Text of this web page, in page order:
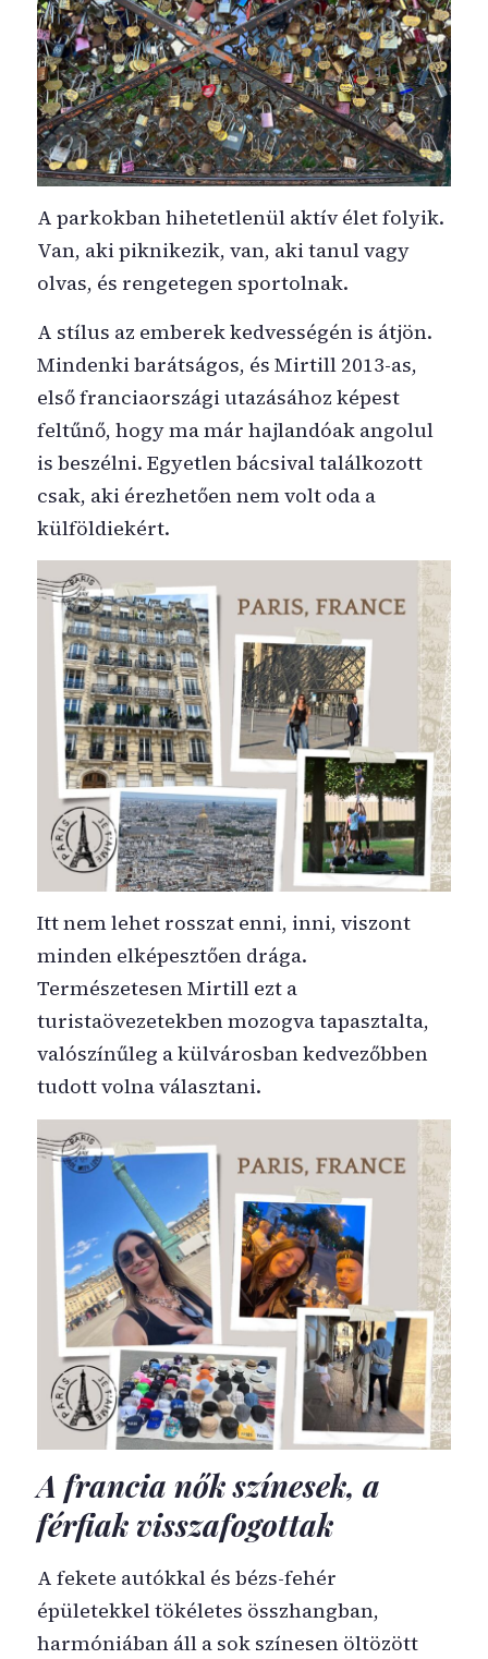
A parkokban hihetetlenül aktív élet folyik.
Van, aki piknikezik, van, aki tanul vagy
olvas, és rengetegen sportolnak.
A stílus az emberek kedvességén is átjön.
Mindenki barátságos, és Mirtill 2013-as,
első franciaországi utazásához képest
feltűnő, hogy ma már hajlandóak angolul
is beszélni. Egyetlen bácsival találkozott
csak, aki érezhetően nem volt oda a
külföldiekért.
Itt nem lehet rosszat enni, inni, viszont
minden elképesztően drága.
Természetesen Mirtill ezt a
turistaövezetekben mozogva tapasztalta,
valószínűleg a külvárosban kedvezőbben
tudott volna választani.
A francia nők színesek, a
férfiak visszafogottak
A fekete autókkal és bézs-fehér
épületekkel tökéletes összhangban,
harmóniában áll a sok színesen öltözött